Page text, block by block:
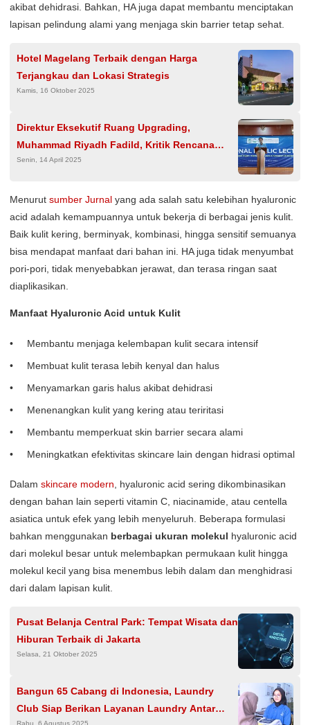
akibat dehidrasi. Bahkan, HA juga dapat membantu menciptakan
lapisan pelindung alami yang menjaga skin barrier tetap sehat.
Hotel Magelang Terbaik dengan Harga
Terjangkau dan Lokasi Strategis
Kamis, 16 Oktober 2025
Direktur Eksekutif Ruang Upgrading,
Muhammad Riyadh Fadild, Kritik Rencana
Evakuasi 1.000 Warga Palestina ke Indonesia
Senin, 14 April 2025
Menurut sumber Jurnal yang ada salah satu kelebihan hyaluronic
acid adalah kemampuannya untuk bekerja di berbagai jenis kulit.
Baik kulit kering, berminyak, kombinasi, hingga sensitif semuanya
bisa mendapat manfaat dari bahan ini. HA juga tidak menyumbat
pori-pori, tidak menyebabkan jerawat, dan terasa ringan saat
diaplikasikan.
Manfaat Hyaluronic Acid untuk Kulit
Membantu menjaga kelembapan kulit secara intensif
Membuat kulit terasa lebih kenyal dan halus
Menyamarkan garis halus akibat dehidrasi
Menenangkan kulit yang kering atau teriritasi
Membantu memperkuat skin barrier secara alami
Meningkatkan efektivitas skincare lain dengan hidrasi optimal
Dalam skincare modern , hyaluronic acid sering dikombinasikan
dengan bahan lain seperti vitamin C, niacinamide, atau centella
asiatica untuk efek yang lebih menyeluruh. Beberapa formulasi
bahkan menggunakan berbagai ukuran molekul hyaluronic acid
dari molekul besar untuk melembapkan permukaan kulit hingga
molekul kecil yang bisa menembus lebih dalam dan menghidrasi
dari dalam lapisan kulit.
Pusat Belanja Central Park: Tempat Wisata dan
Hiburan Terbaik di Jakarta
Selasa, 21 Oktober 2025
Bangun 65 Cabang di Indonesia, Laundry
Club Siap Berikan Layanan Laundry Antar
Rabu, 6 Agustus 2025